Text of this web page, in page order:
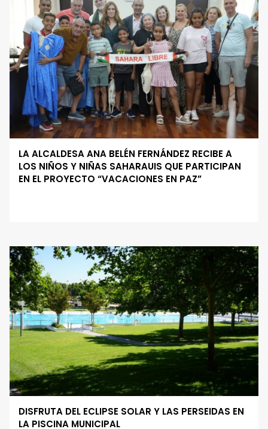
LA ALCALDESA ANA BELÉN FERNÁNDEZ RECIBE A
LOS NIÑOS Y NIÑAS SAHARAUIS QUE PARTICIPAN
EN EL PROYECTO “VACACIONES EN PAZ”
DISFRUTA DEL ECLIPSE SOLAR Y LAS PERSEIDAS EN
LA PISCINA MUNICIPAL